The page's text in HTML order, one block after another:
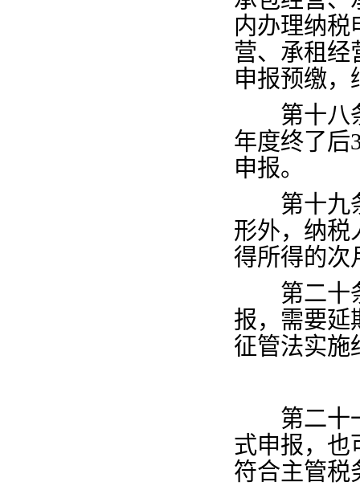
内办理纳税
营、承租经
申报预缴，
第十八
年度终了后
申报。
第十九
形外，纳税
得所得的次
第二十
报，需要延
征管法实施
第二十
式申报，也
符合主管税